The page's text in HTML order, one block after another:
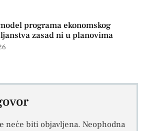
programa ekonomskog
zasad ni u planovima
neće biti objavljena. Neophodna